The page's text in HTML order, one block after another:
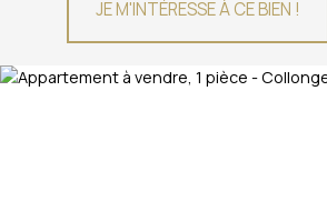
JE M'INTÉRESSE À CE BIEN !